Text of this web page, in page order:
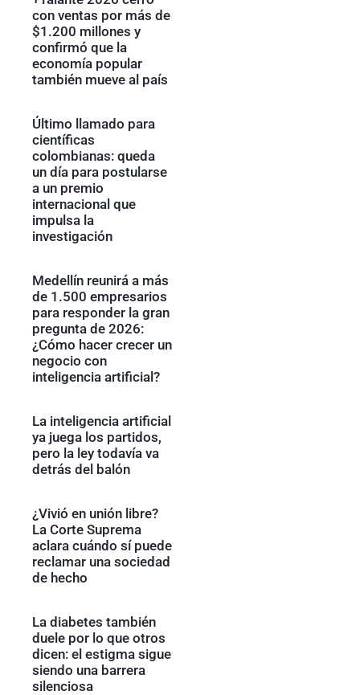
con ventas por más de
$1.200 millones y
confirmó que la
economía popular
también mueve al país
Último llamado para
científicas
colombianas: queda
un día para postularse
a un premio
internacional que
impulsa la
investigación
Medellín reunirá a más
de 1.500 empresarios
para responder la gran
pregunta de 2026:
¿Cómo hacer crecer un
negocio con
inteligencia artificial?
La inteligencia artificial
ya juega los partidos,
pero la ley todavía va
detrás del balón
¿Vivió en unión libre?
La Corte Suprema
aclara cuándo sí puede
reclamar una sociedad
de hecho
La diabetes también
duele por lo que otros
dicen: el estigma sigue
siendo una barrera
silenciosa